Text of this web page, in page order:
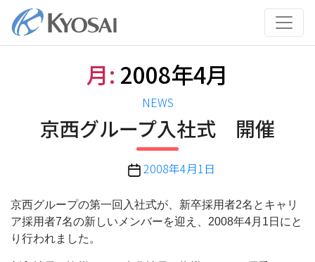
テ
月: 2008年4月
カ
テ
ゴ
リ
ー
NEWS
京西グループ入社式 開催
投
日
2008年4月1日
京西グループの第一回入社式が、新卒採用者2名とキャリ
ア採用者7名の新しいメンバーを迎え、2008年4月1日にと
り行われました。